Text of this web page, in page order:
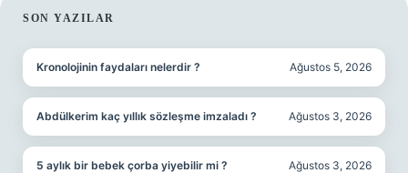
SIDEBAR
SON YAZILAR
Kronolojinin faydaları nelerdir ? Ağustos 5, 2026
Abdülkerim kaç yıllık sözleşme imzaladı ? Ağustos 3, 2026
5 aylık bir bebek çorba yiyebilir mi ? Ağustos 3, 2026